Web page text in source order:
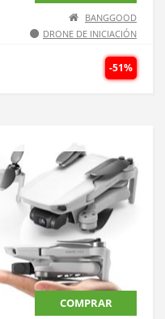
BANGGOOD
DRONE DE INICIACIÓN
-51%
COMPRAR